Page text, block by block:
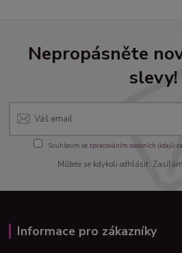
Nepropásněte
slevy!
Souhlasím se zpracováním osobních údajů
Můžete se kdykoli odhlásit.
Informace pro zákazníky